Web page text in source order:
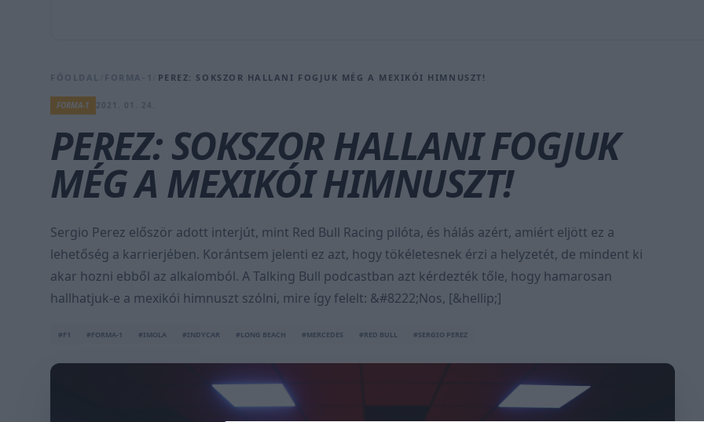
FŐOLDAL FORMA-1 PEREZ: SOKSZOR HALLANI FOGJUK MÉG A MEXIKÓI HIMNUSZT!
FORMA-1
PEREZ: SOKSZOR HALLANI FOGJUK
MÉG A MEXIKÓI HIMNUSZT!
Sergio Perez először adott interjút, mint Red Bull Racing pilóta, és hálás azért, amiért eljött ez a
lehetőség a karrierjében. Korántsem jelenti ez azt, hogy tökéletesnek érzi a helyzetét, de mindent ki
akar hozni ebből az alkalomból. A Talking Bull podcastban azt kérdezték tőle, hogy hamarosan
hallhatjuk-e a mexikói himnuszt szólni, mire így felelt: &#8222;Nos, [&hellip;]
#F1 #FORMA-1 #IMOLA #INDYCAR #LONG BEACH #MERCEDES #RED BULL #SERGIO PEREZ